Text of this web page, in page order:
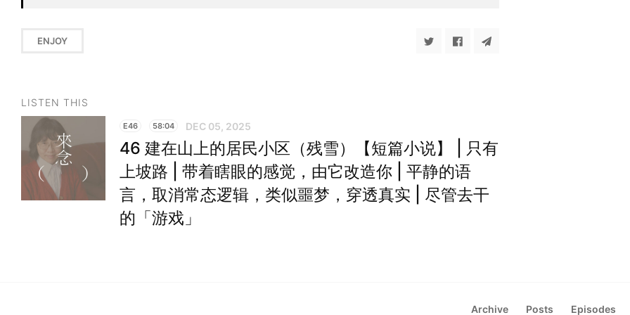
ENJOY
LISTEN THIS
E46 58:04 DEC 05, 2025
46 建在山上的居民小区（残雪）【短篇小说】 | 只有
上坡路 | 带着瞎眼的感觉，由它改造你 | 平静的语
言，取消常态逻辑，类似噩梦，穿透真实 | 尽管去干
的「游戏」
Archive Posts Episodes